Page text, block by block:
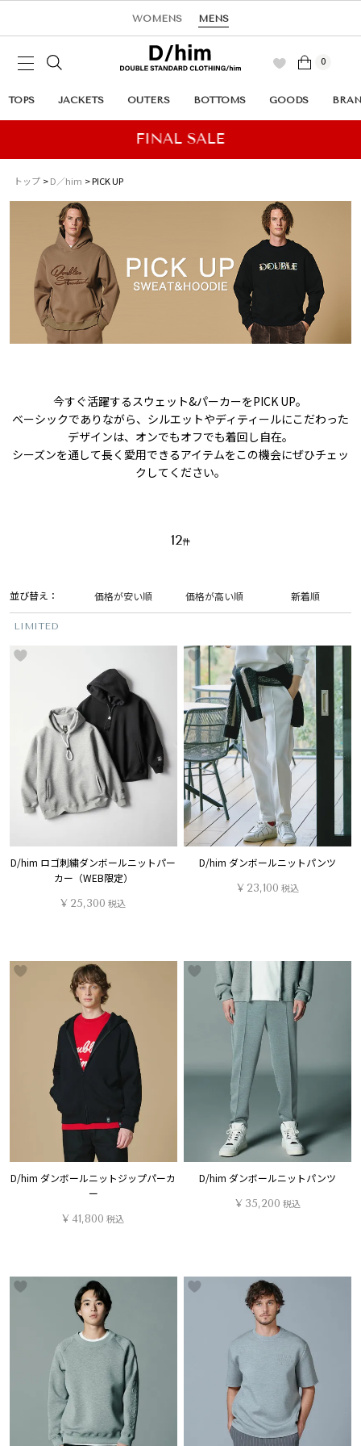
WOMENS MENS
0
TOPS JACKETS OUTERS BOTTOMS GOODS
トップ D／him PICK UP
今すぐ活躍するスウェット&パーカーをPICK UP。
ベーシックでありながら、シルエットやディティールにこだわった
デザインは、オンでもオフでも着回し自在。
シーズンを通して長く愛用できるアイテムをこの機会にぜひチェッ
クしてください。
並び替え 価格が安い順 価格が高い順 新着順
12
LIMITED
D/him ロゴ刺繍ダンボールニットパー
カー（WEB限定）
¥ 25,300 税込
D/him ダンボールニットパンツ
¥ 23,100 税込
D/him ダンボールニットジップパーカ
ー
¥ 41,800 税込
D/him ダンボールニットパンツ
¥ 35,200 税込